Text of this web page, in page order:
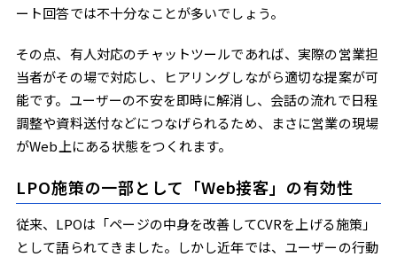
ート回答では不十分なことが多いでしょう。
その点、有人対応のチャットツールであれば、実際の営業担
当者がその場で対応し、ヒアリングしながら適切な提案が可
能です。ユーザーの不安を即時に解消し、会話の流れで日程
調整や資料送付などにつなげられるため、まさに営業の現場
がWeb上にある状態をつくれます。
LPO施策の一部として「Web接客」の有効性
従来、LPOは「ページの中身を改善してCVRを上げる施策」
として語られてきました。しかし近年では、ユーザーの行動